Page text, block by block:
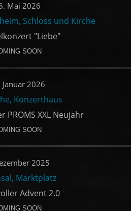
Mai 2026
Schloss und Kirche
"Liebe"
SOON
Januar 2026
Konzerthaus
PROMS XXL Neujahr
SOON
2025
Marktplatz
Advent 2.0
SOON